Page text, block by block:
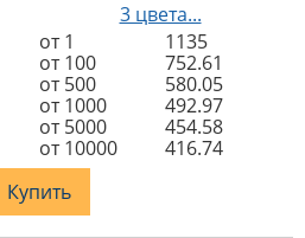
3 цвета...
от 1
1135
от 100
752.61
от 500
580.05
от 1000
492.97
от 5000
454.58
от 10000
416.74
Купить